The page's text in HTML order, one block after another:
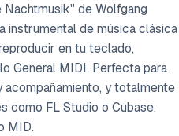
de Wolfgang
instrumental de música clásica
en tu teclado,
General MIDI. Perfecta para
y totalmente
como FL Studio o Cubase.
MID.